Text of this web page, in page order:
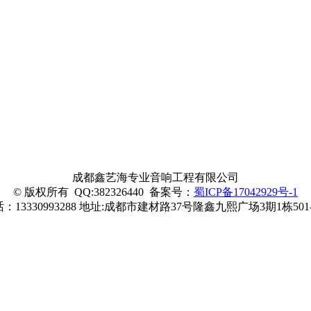
成都鑫艺海专业音响工程有限公司
© 版权所有 QQ:382326440 备案号： 蜀ICP备17042929号-1
：13330993288地址:成都市建材路37号隆鑫九熙广场3期1栋